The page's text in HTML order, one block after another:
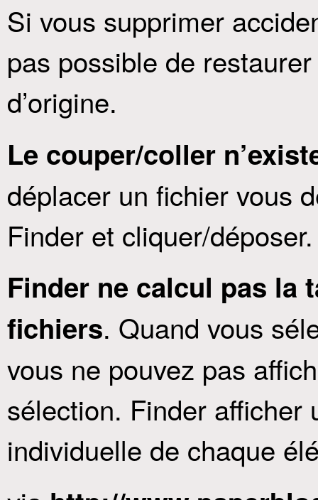
Si vous supprimer
pas possible de
d’origine.
Le couper/coller
déplacer un fichier vous
Finder et cliquer/déposer.
Finder ne calcul pas la
fichiers. Quand vous
vous ne pouvez pas
sélection. Finder afficher
individuelle de chaque